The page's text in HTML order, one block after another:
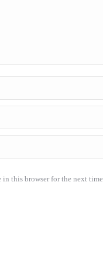
in this browser for the next